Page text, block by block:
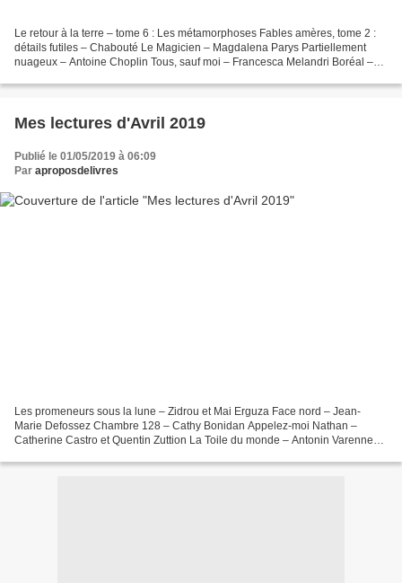
Le retour à la terre – tome 6 : Les métamorphoses Fables amères, tome 2 :
détails futiles – Chabouté Le Magicien – Magdalena Parys Partiellement
nuageux – Antoine Choplin Tous, sauf moi – Francesca Melandri Boréal –
Mes lectures d'Avril 2019
Publié le 01/05/2019 à 06:09
Par aproposdelivres
Les promeneurs sous la lune – Zidrou et Mai Erguza Face nord – Jean-
Marie Defossez Chambre 128 – Cathy Bonidan Appelez-moi Nathan –
Catherine Castro et Quentin Zuttion La Toile du monde – Antonin Varenne